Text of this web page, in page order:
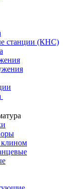
станции (КНС)